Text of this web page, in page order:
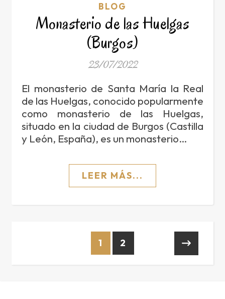
BLOG
Monasterio de las Huelgas
(Burgos)
23/07/2022
El monasterio de Santa María la Real
de las Huelgas, conocido popularmente
como monasterio de las Huelgas,
situado en la ciudad de Burgos (Castilla
y León, España), es un monasterio…
LEER MÁS...
1 2